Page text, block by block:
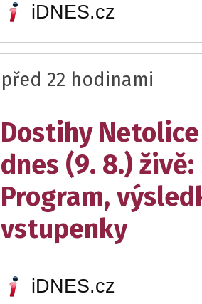
iDNES.cz
před 22 hodinami
Dostihy Netolice
dnes (9. 8.) živě:
Program,
vstupenky
iDNES.cz